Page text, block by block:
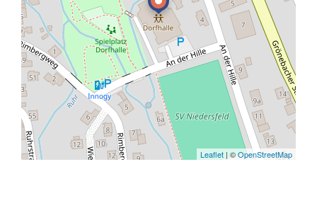
Leaflet | ©OpenStreetMap